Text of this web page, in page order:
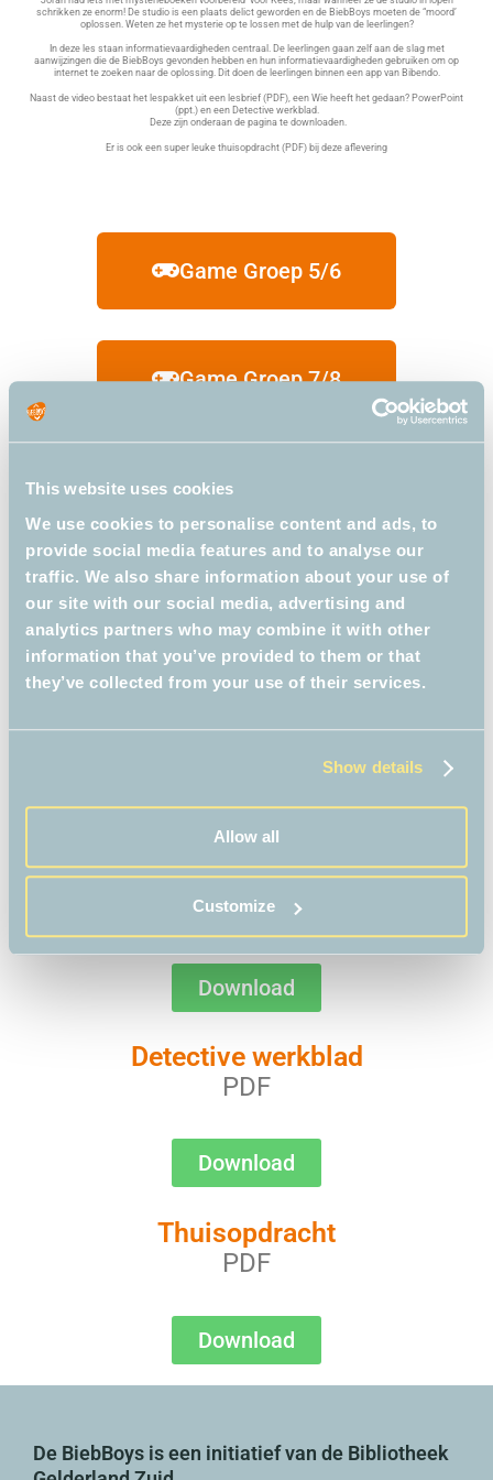
This website uses cookies
We use cookies to personalise content and ads, to
provide social media features and to analyse our
traffic. We also share information about your use of
our site with our social media, advertising and
analytics partners who may combine it with other
information that you’ve provided to them or that
they’ve collected from your use of their services.
Show details
Allow all
Customize
schrikken ze enorm! De studio is een plaats delict geworden en de BiebBoys moeten de “moord’
oplossen. Weten ze het mysterie op te lossen met de hulp van de leerlingen?
In deze les staan informatievaardigheden centraal. De leerlingen gaan zelf aan de slag met
aanwijzingen die de BiebBoys gevonden hebben en hun informatievaardigheden gebruiken om op
internet te zoeken naar de oplossing. Dit doen de leerlingen binnen een app van Bibendo.
Naast de video bestaat het lespakket uit een lesbrief (PDF), een Wie heeft het gedaan? PowerPoint
(ppt.) en een Detective werkblad.
Deze zijn onderaan de pagina te downloaden.
Er is ook een super leuke thuisopdracht (PDF) bij deze aflevering
Game Groep 5/6
Game Groep 7/8
Downloads
Download hier alle materialen uit het lespakket
PDF
Download
Wie heeft het gedaan? PowerPoint
PPT
Download
Detective werkblad
PDF
Download
Thuisopdracht
PDF
Download
De BiebBoys is een initiatief van de Bibliotheek